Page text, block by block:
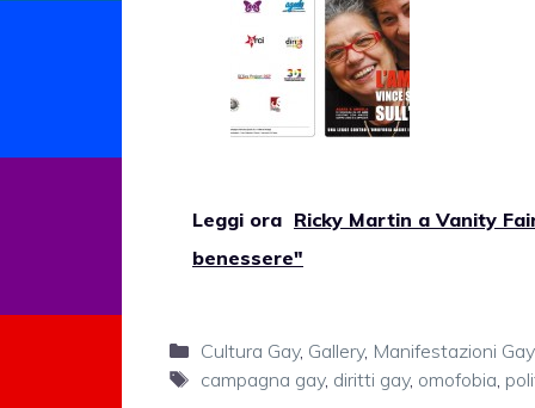
Leggi ora Ricky Martin a Vanity
benessere"
Categorie
Cultura Gay, Gallery, Manifestazioni Gay
Tag
campagna gay, diritti gay, omofobia,